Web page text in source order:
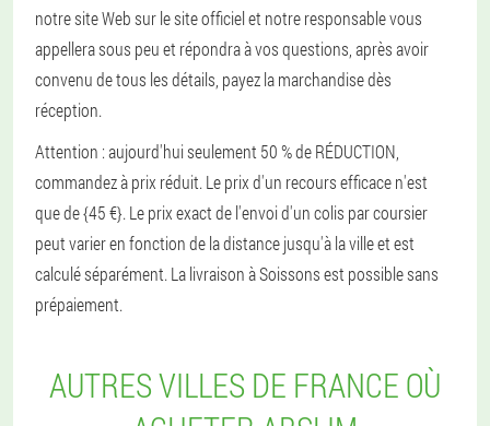
notre site Web sur le site officiel et notre responsable vous
appellera sous peu et répondra à vos questions, après avoir
convenu de tous les détails, payez la marchandise dès
réception.
Attention : aujourd'hui seulement 50 % de RÉDUCTION,
commandez à prix réduit. Le prix d'un recours efficace n'est
que de {45 €}. Le prix exact de l'envoi d'un colis par coursier
peut varier en fonction de la distance jusqu'à la ville et est
calculé séparément. La livraison à Soissons est possible sans
prépaiement.
AUTRES VILLES DE FRANCE OÙ